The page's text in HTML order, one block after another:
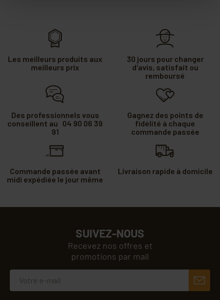
Les meilleurs produits aux
meilleurs prix
30 jours pour changer
d'avis, satisfait ou
remboursé
Des professionnels vous
conseillent au 04 90 06 39
91
Gagnez des points de
fidélité à chaque
commande passée
Commande passée avant
midi expédiée le jour même
Livraison rapide à domicile
SUIVEZ-NOUS
Recevez nos offres et
promotions par mail